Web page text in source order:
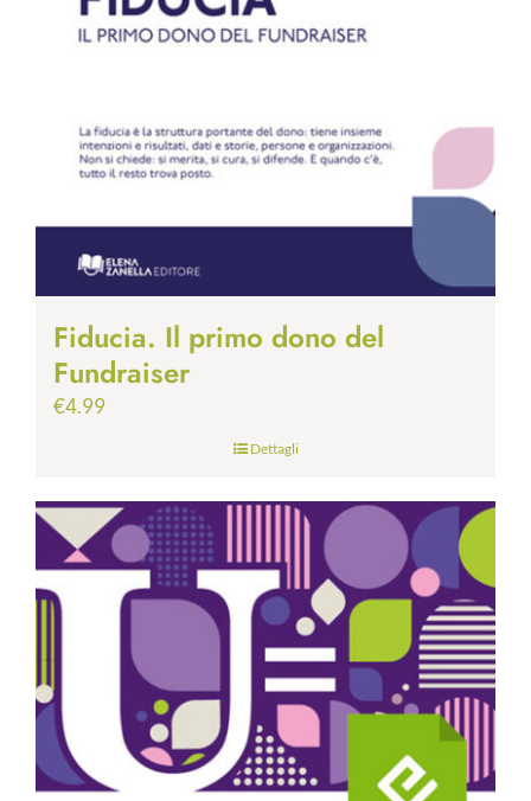
Fiducia. Il primo dono del
Fundraiser
€4.99
Dettagli